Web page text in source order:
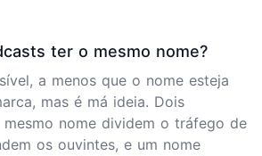
ter o mesmo nome?
a menos que o nome esteja
mas é má ideia. Dois
nome dividem o tráfego de
os ouvintes, e um nome